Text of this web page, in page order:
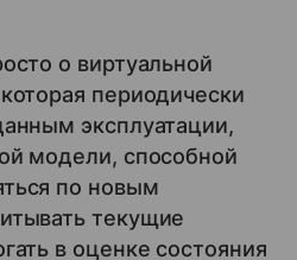
о виртуальной
периодически
эксплуатации,
модели, способной
по новым
текущие
в оценке состояния